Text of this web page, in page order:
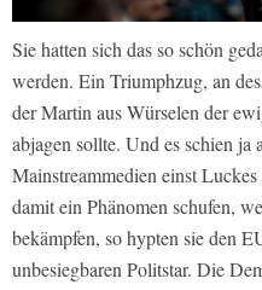
Sie hatten sich das so schön
werden. Ein Triumphzug, an
der Martin aus Würselen der
abjagen sollte. Und es schien
Mainstreammedien einst
damit ein Phänomen schufen,
bekämpfen, so hypten sie den
unbesiegbaren Politstar. Die